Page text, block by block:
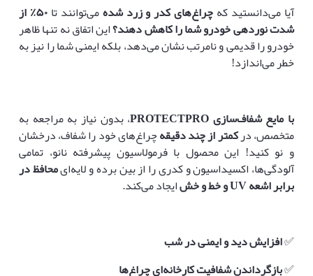
آیا می‌دانستید کهچراغ‌های کدر و زرد شدهمی‌توانند تا۵۰٪ از
شدت نوردهی خودرو شما را کاهش دهند؟این اتفاق نه تنها ظاهر
خودرو را قدیمی و نامرتب نشان می‌دهد، بلکه ایمنی شما را نیز به
خطر می‌اندازد!
با مایع شفاف‌سازی ، بدون نیاز به مراجعه به
متخصص، درکمتر از چند دقیقهچراغ‌های خود را شفاف، درخشان
و نو کنید! این محصول با فرمولاسیون پیشرفته نانو، تمامی
آلودگی‌ها، اکسیداسیون و کدری را از بین برده و لایه‌ایمحافظ در
برابر اشعه و خط و خشایجاد می‌کند.
✅افزایش دید و ایمنی در شب
✅بازگرداندن شفافیت کارخانه‌ای چراغ‌ها